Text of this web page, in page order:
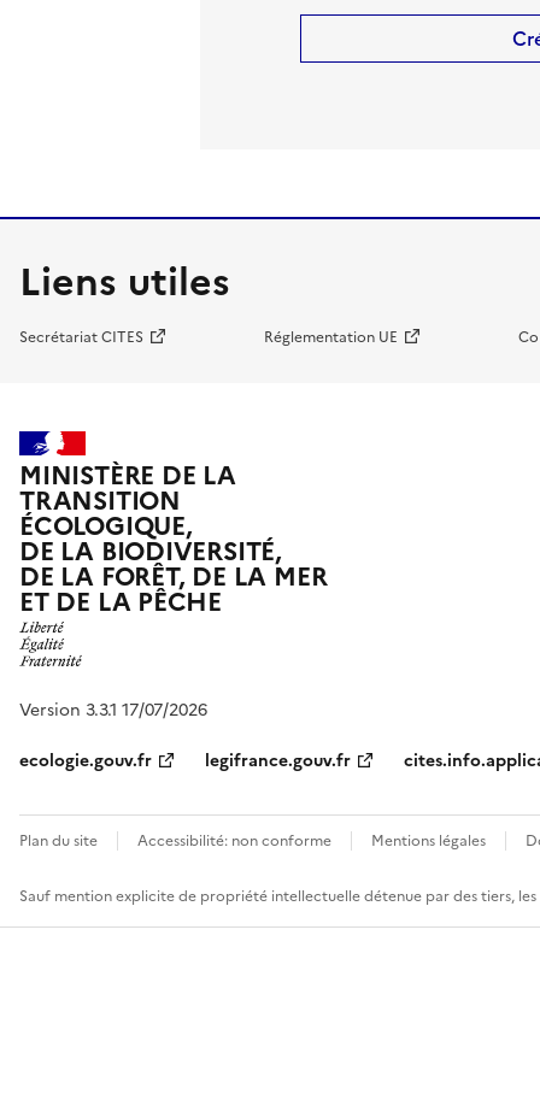
Liens utiles
Secrétariat CITES Réglementation UE
MINISTÈRE DE LA
TRANSITION
ÉCOLOGIQUE,
DE LA BIODIVERSITÉ,
DE LA FORÊT, DE LA MER
ET DE LA PÊCHE
Version 3.3.1 17/07/2026
ecologie.gouv.fr
legifrance.gouv.fr
Plan du site Accessibilité: non conforme Mentions légales
Sauf mention explicite de propriété intellectuelle détenue par des tiers,